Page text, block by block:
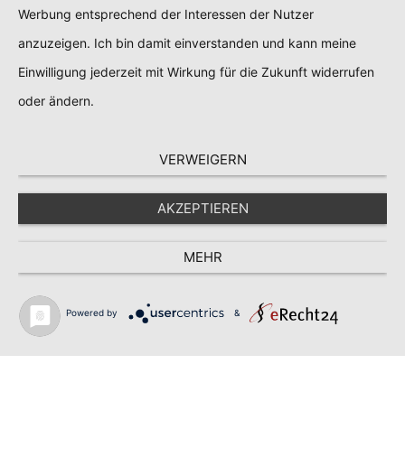
 FrankHeiLab |  13. Aug. 2020
Home
Datenschutz
Impressum
Werbung entsprechend der Interessen der Nutzer
anzuzeigen. Ich bin damit einverstanden und kann meine
Einwilligung jederzeit mit Wirkung für die Zukunft widerrufen
oder ändern.
VERWEIGERN
AKZEPTIEREN
MEHR
Powered by &